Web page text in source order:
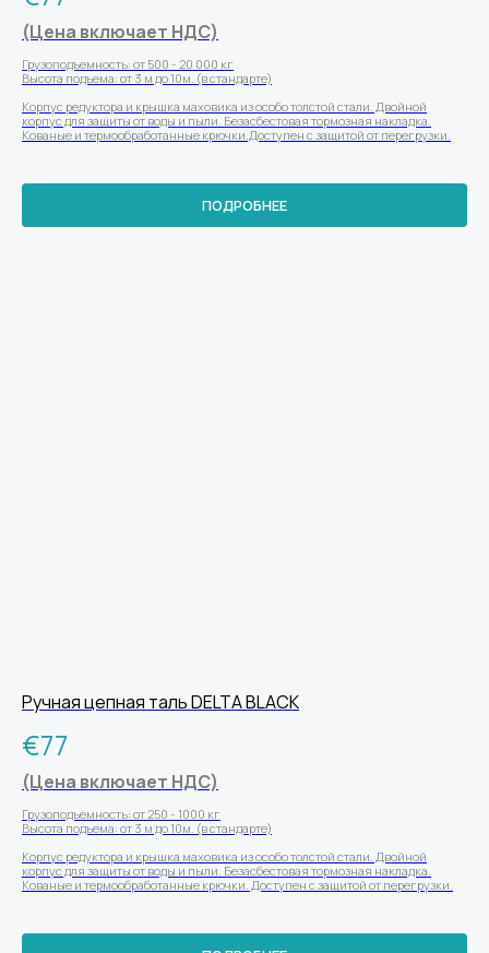
(Цена включает НДС)
Грузоподъемность: от 500 - 20 000 кг
Высота подъема: от 3 м до 10м. (в стандарте)
Корпус редуктора и крышка маховика из особо толстой стали. Двойной
корпус для защиты от воды и пыли. Безасбестовая тормозная накладка.
Кованые и термообработанные крючки.Доступен с защитой от перегрузки.
ПОДРОБНЕЕ
Ручная цепная таль DELTA BLACK
€77
(Цена включает НДС)
Грузоподъемность: от 250 - 1000 кг
Высота подъема: от 3 м до 10м. (в стандарте)
Корпус редуктора и крышка маховика из особо толстой стали. Двойной
корпус для защиты от воды и пыли. Безасбестовая тормозная накладка.
Кованые и термообработанные крючки. Доступен с защитой от перегрузки.